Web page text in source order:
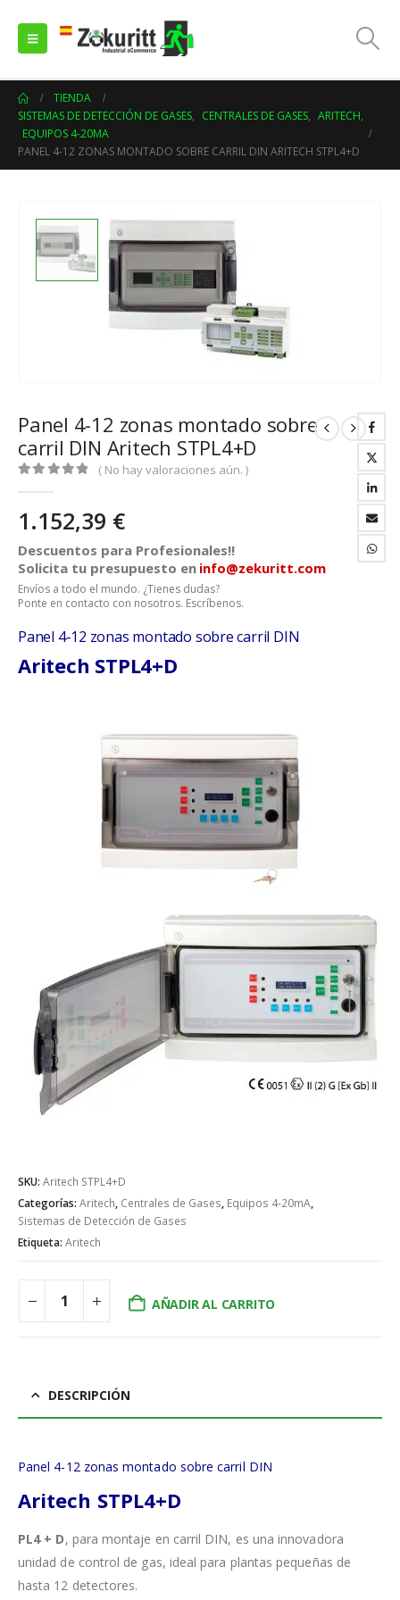
TIENDA
SISTEMAS DE DETECCIÓN DE GASES, CENTRALES DE GASES, ARITECH,
EQUIPOS 4-20MA
PANEL 4-12 ZONAS MONTADO SOBRE CARRIL DIN ARITECH STPL4+D
Panel 4-12 zonas montado sobre
carril DIN Aritech STPL4+D
( No hay valoraciones aún. )
1.152,39 €
Descuentos para Profesionales!!
Solicita tu presupuesto en info@zekuritt.com
Envíos a todo el mundo. ¿Tienes dudas?
Ponte en contacto con nosotros. Escríbenos.
Panel 4-12 zonas montado sobre carril DIN
Aritech STPL4+D
SKU: Aritech STPL4+D
Categorías: Aritech, Centrales de Gases, Equipos 4-20mA,
Sistemas de Detección de Gases
Etiqueta: Aritech
AÑADIR AL CARRITO
DESCRIPCIÓN
Panel 4-12 zonas montado sobre carril DIN
Aritech STPL4+D
PL4 + D, para montaje en carril DIN, es una innovadora
unidad de control de gas, ideal para plantas pequeñas de
hasta 12 detectores.